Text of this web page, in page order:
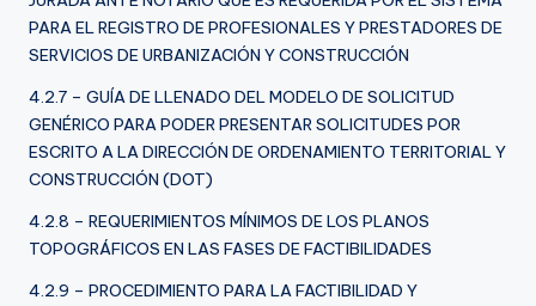
PARA EL REGISTRO DE PROFESIONALES Y PRESTADORES DE
SERVICIOS DE URBANIZACIÓN Y CONSTRUCCIÓN
4.2.7 – GUÍA DE LLENADO DEL MODELO DE SOLICITUD
GENÉRICO PARA PODER PRESENTAR SOLICITUDES POR
ESCRITO A LA DIRECCIÓN DE ORDENAMIENTO TERRITORIAL Y
CONSTRUCCIÓN (DOT)
4.2.8 – REQUERIMIENTOS MÍNIMOS DE LOS PLANOS
TOPOGRÁFICOS EN LAS FASES DE FACTIBILIDADES
4.2.9 – PROCEDIMIENTO PARA LA FACTIBILIDAD Y